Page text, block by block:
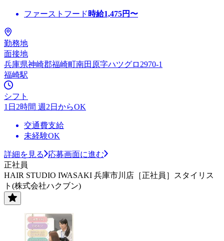
ファーストフード 時給1,475円〜
勤務地
面接地
兵庫県神崎郡福崎町南田原字ハツグロ2970-1
福崎駅
シフト
1日2時間 週2日からOK
交通費支給
未経験OK
詳細を見る
応募画面に進む
正社員
HAIR STUDIO IWASAKI 兵庫市川店［正社員］スタイリス
ト(株式会社ハクブン)